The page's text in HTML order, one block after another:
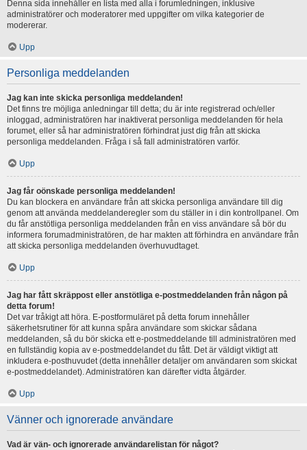
Denna sida innehåller en lista med alla i forumledningen, inklusive
administratörer och moderatorer med uppgifter om vilka kategorier de
modererar.
Upp
Personliga meddelanden
Jag kan inte skicka personliga meddelanden!
Det finns tre möjliga anledningar till detta; du är inte registrerad och/eller
inloggad, administratören har inaktiverat personliga meddelanden för hela
forumet, eller så har administratören förhindrat just dig från att skicka
personliga meddelanden. Fråga i så fall administratören varför.
Upp
Jag får oönskade personliga meddelanden!
Du kan blockera en användare från att skicka personliga användare till dig
genom att använda meddelanderegler som du ställer in i din kontrollpanel. Om
du får anstötliga personliga meddelanden från en viss användare så bör du
informera forumadministratören, de har makten att förhindra en användare från
att skicka personliga meddelanden överhuvudtaget.
Upp
Jag har fått skräppost eller anstötliga e-postmeddelanden från någon på
detta forum!
Det var tråkigt att höra. E-postformuläret på detta forum innehåller
säkerhetsrutiner för att kunna spåra användare som skickar sådana
meddelanden, så du bör skicka ett e-postmeddelande till administratören med
en fullständig kopia av e-postmeddelandet du fått. Det är väldigt viktigt att
inkludera e-posthuvudet (detta innehåller detaljer om användaren som skickat
e-postmeddelandet). Administratören kan därefter vidta åtgärder.
Upp
Vänner och ignorerade användare
Vad är vän- och ignorerade användarelistan för något?